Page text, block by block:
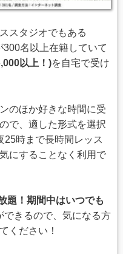
スタジオでもある
名以上在籍していて
以上！)を自宅で受け
のほか好きな時間に受
で、適した形式を選択
時まで長時間レッス
にすることなく利用で
題！期間中はいつでも
できるので、気になる方
ください！